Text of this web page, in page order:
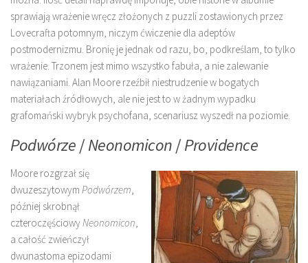
sprawiają wrażenie wręcz złożonych z puzzli zostawionych przez
Lovecrafta potomnym, niczym ćwiczenie dla adeptów
postmodernizmu. Bronię je jednak od razu, bo, podkreślam, to tylko
wrażenie. Trzonem jest mimo wszystko fabuła, a nie zalewanie
nawiązaniami. Alan Moore rzeźbił niestrudzenie w bogatych
materiałach źródłowych, ale nie jest to w żadnym wypadku
grafomański wybryk psychofana, scenariusz wyszedł na poziomie.
Podwórze/Neonomicon/Providence
Moore rozgrzał się
dwuzeszytowym Podwórzem,
później skrobnął
czteroczęściowyNeonomicon,
a całość zwieńczył
dwunastoma epizodami